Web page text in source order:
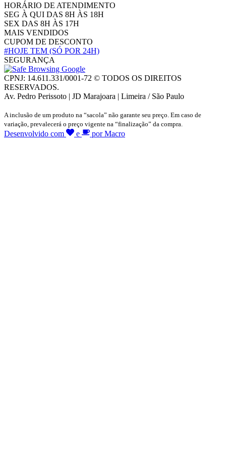
HORÁRIO DE ATENDIMENTO
SEG À QUI DAS 8H ÀS 18H
SEX DAS 8H ÀS 17H
MAIS VENDIDOS
CUPOM DE DESCONTO
#HOJE TEM (SÓ POR 24H)
SEGURANÇA
CPNJ: 14.611.331/0001-72 © TODOS OS DIREITOS
RESERVADOS.
Av. Pedro Perissoto | JD Marajoara | Limeira / São Paulo
A inclusão de um produto na “sacola” não garante seu preço. Em caso de
variação, prevalecerá o preço vigente na “finalização” da compra.
Desenvolvido com e por Macro